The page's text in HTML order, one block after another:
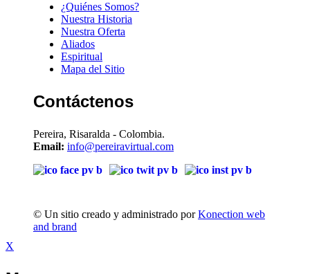
¿Quiénes Somos?
Nuestra Historia
Nuestra Oferta
Aliados
Espiritual
Mapa del Sitio
Contáctenos
Pereira, Risaralda - Colombia.
Email: info@pereiravirtual.com
© Un sitio creado y administrado porKonection web
and brand
X